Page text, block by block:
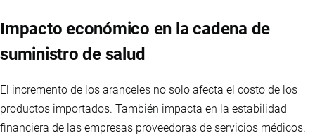
Impacto económico en la cadena de
suministro de salud
El incremento de los aranceles no solo afecta el costo de los
productos importados. También impacta en la estabilidad
financiera de las empresas proveedoras de servicios médicos.